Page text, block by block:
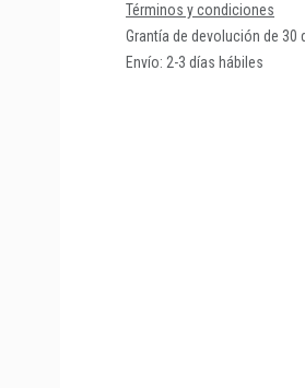
Términos y condiciones
Grantía de devolución de 30
Envío: 2-3 días hábiles